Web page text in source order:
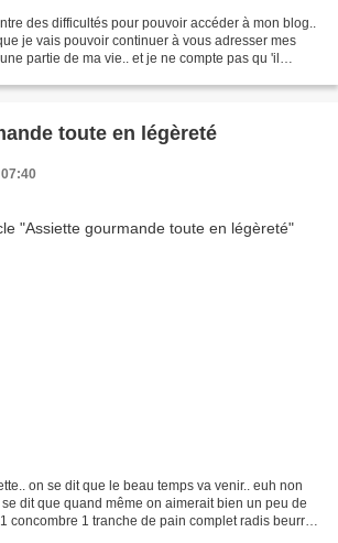
des difficultés pour pouvoir accéder à mon blog..
je vais pouvoir continuer à vous adresser mes
partie de ma vie.. et je ne compte pas qu 'il
toute en légèreté
on se dit que le beau temps va venir.. euh non
dit que quand même on aimerait bien un peu de
concombre 1 tranche de pain complet radis beurre